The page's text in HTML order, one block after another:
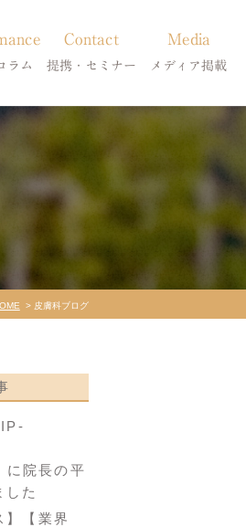
ラム
のいろは」
Contact
提携・セミナー
診療提携・セミナー開催
Media
メディア掲載
皮膚科ブログ
院長の平
した
】【業界